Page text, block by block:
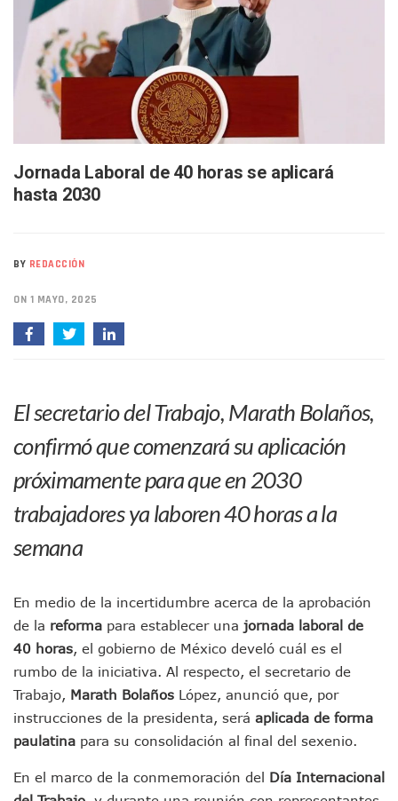
Melissa Madero Exige Aclarar Sustento Legal De Las
Washington Enfrenta Una Emergencia Ambiental Por
Avanza Plan Para Construir Estadio De Tritones Vallarta;
Nuevas Concesiones De Taxis En Puerto Vallarta, ¿para
Mueren Cuatro Personas Tras Explosión De Una Pipa En
Bruno Blancas Lleva El Mensaje De La Cuarta
Liberan 180 Crías De Iguana Verde En El Estero El Salado
Puerto Vallarta Participa En Los PriceAgencies Awards
Juan Solís E Iris Torres Buscan Integrar La Planilla Del PAN
En PV Encabezan Preferencias Morena Y Juan Carlos
Cae El “R1”, Presunto Autor Intelectual Del Homicidio De
Muere Manolo Solo, Actor De “El Laberinto Del Fauno”, A
Citan A Siete Integrantes De La Semar Por Investigación
IMSS Invierte 12.6 MDP En Remodelar Urgencias Del
Nidos De Lluvia Busca Beneficiar A 100 Familias De
Morena Cierra Filas Por La Defensa Del Agua De Calidad
Hallazgo De Yareli Colmenares Tovar Eleva A 4 Cuerpos
Regresa A Puerto Vallarta La Premiación Nacional De La
Ra Aguilar Acompaña A Cientos De Familias En Las
Oleaje Y Riesgo Por Cocodrilos Mantienen Restricciones
“Kato” Supera El Abandono Y Comienza Una Nueva Vida
México Necesitaba 600 Mil Empleos; Solo Generó 262 Mil
Munguía Es El Sexto Mejor Alcalde De Jalisco, Según
Jornada Laboral de 40 horas se aplicará
hasta 2030
BY REDACCIÓN
ON 1 MAYO, 2025
El secretario del Trabajo, Marath Bolaños,
confirmó que comenzará su aplicación
próximamente para que en 2030
trabajadores ya laboren 40 horas a la
semana
En medio de la incertidumbre acerca de la aprobación
de la reforma para establecer una jornada laboral de
40 horas, el gobierno de México develó cuál es el
rumbo de la iniciativa. Al respecto, el secretario de
Trabajo, Marath Bolaños López, anunció que, por
instrucciones de la presidenta, será aplicada de forma
paulatina para su consolidación al final del sexenio.
En el marco de la conmemoración del Día Internacional